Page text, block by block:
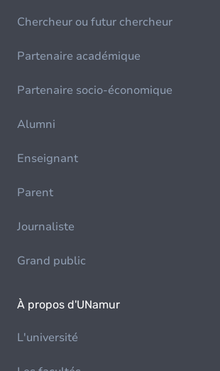
Chercheur ou futur chercheur
Partenaire académique
Partenaire socio-économique
Alumni
Enseignant
Parent
Journaliste
Grand public
À propos d'UNamur
L'université